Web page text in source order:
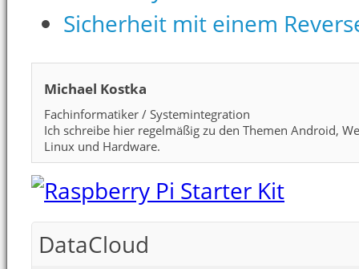
Sicherheit mit einem
Michael Kostka
Fachinformatiker / Systemintegration
Ich schreibe hier regelmäßig zu den Themen Android,
Linux und Hardware.
DataCloud